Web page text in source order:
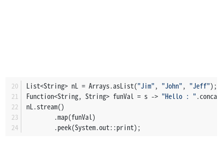
List<String> nL = Arrays.asList("Jim", "John", "Jeff");
Function<String, String> funVal = s -> "Hello : "
nL.stream()
        .map(funVal)
        .peek(System.out::print);